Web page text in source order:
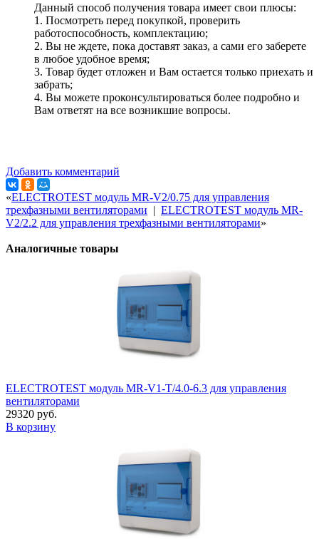
Данный способ получения товара имеет свои плюсы:
1. Посмотреть перед покупкой, проверить
работоспособность, комплектацию;
2. Вы не ждете, пока доставят заказ, а сами его заберете
в любое удобное время;
3. Товар будет отложен и Вам остается только приехать и
забрать;
4. Вы можете проконсультироваться более подробно и
Вам ответят на все возникшие вопросы.
Добавить комментарий
«ELECTROTEST модуль MR-V2/0.75 для управления
трехфазными вентиляторами | ELECTROTEST модуль MR-
V2/2.2 для управления трехфазными вентиляторами»
Аналогичные товары
ELECTROTEST модуль MR-V1-T/4.0-6.3 для управления
вентиляторами
29320 руб.
В корзину